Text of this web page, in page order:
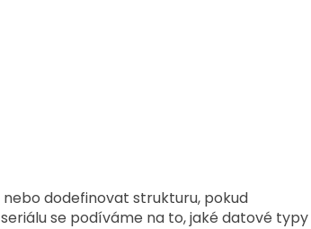
dodefinovat strukturu, pokud
se podíváme na to, jaké datové typy